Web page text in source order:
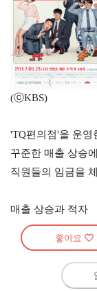
(ⓒKBS)
'TQ편의점'을 운영
꾸준한 매출 상승
직원들의 임금을
매출 상승과 적자
좋아요